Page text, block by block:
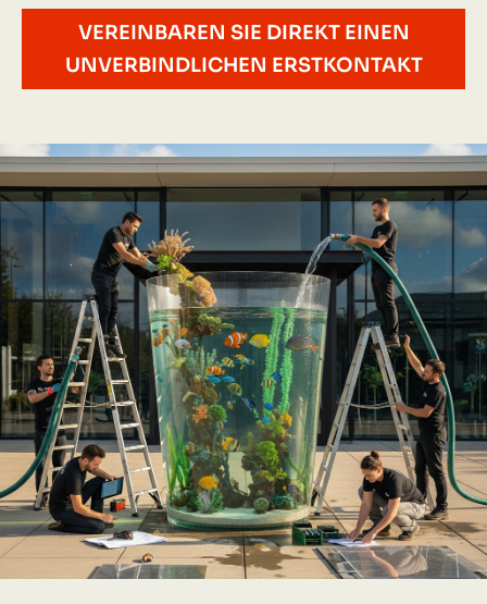
VEREINBAREN SIE DIREKT EINEN
UNVERBINDLICHEN ERSTKONTAKT